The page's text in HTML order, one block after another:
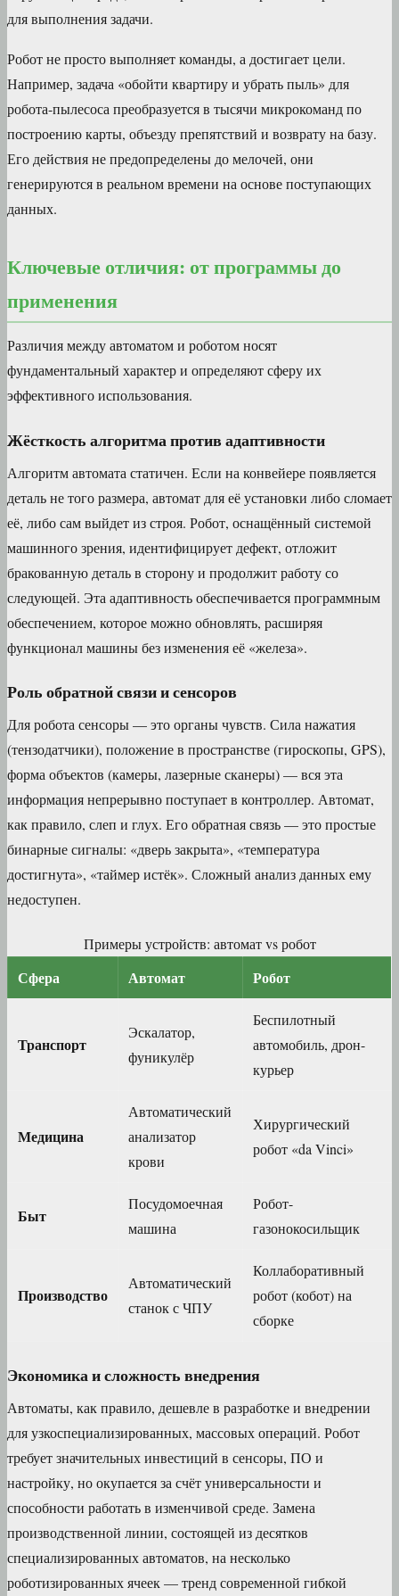
для выполнения задачи.
Робот не просто выполняет команды, а достигает цели.
Например, задача «обойти квартиру и убрать пыль» для
робота-пылесоса преобразуется в тысячи микрокоманд по
построению карты, объезду препятствий и возврату на базу.
Его действия не предопределены до мелочей, они
генерируются в реальном времени на основе поступающих
данных.
Ключевые отличия: от программы до
применения
Различия между автоматом и роботом носят
фундаментальный характер и определяют сферу их
эффективного использования.
Жёсткость алгоритма против адаптивности
Алгоритм автомата статичен. Если на конвейере появляется
деталь не того размера, автомат для её установки либо сломает
её, либо сам выйдет из строя. Робот, оснащённый системой
машинного зрения, идентифицирует дефект, отложит
бракованную деталь в сторону и продолжит работу со
следующей. Эта адаптивность обеспечивается программным
обеспечением, которое можно обновлять, расширяя
функционал машины без изменения её «железа».
Роль обратной связи и сенсоров
Для робота сенсоры — это органы чувств. Сила нажатия
(тензодатчики), положение в пространстве (гироскопы, GPS),
форма объектов (камеры, лазерные сканеры) — вся эта
информация непрерывно поступает в контроллер. Автомат,
как правило, слеп и глух. Его обратная связь — это простые
бинарные сигналы: «дверь закрыта», «температура
достигнута», «таймер истёк». Сложный анализ данных ему
недоступен.
Примеры устройств: автомат vs робот
Сфера Автомат Робот
Транспорт
Эскалатор,
фуникулёр
Беспилотный
автомобиль, дрон-
курьер
Медицина
Автоматический
анализатор
крови
Хирургический
робот «da Vinci»
Быт
Посудомоечная
машина
Робот-
газонокосильщик
Производство
Автоматический
станок с ЧПУ
Коллаборативный
робот (кобот) на
сборке
Экономика и сложность внедрения
Автоматы, как правило, дешевле в разработке и внедрении
для узкоспециализированных, массовых операций. Робот
требует значительных инвестиций в сенсоры, ПО и
настройку, но окупается за счёт универсальности и
способности работать в изменчивой среде. Замена
производственной линии, состоящей из десятков
специализированных автоматов, на несколько
роботизированных ячеек — тренд современной гибкой